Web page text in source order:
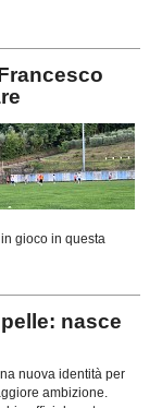
gioco in questa
nasce
nuova identità per
ambizione.